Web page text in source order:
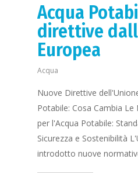
Acqua
direttive
Europea
Acqua
Nuove Direttive
Potabile: Cosa Cambia
per l'Acqua Potabile:
Sicurezza e Sostenibilità
introdotto nuove